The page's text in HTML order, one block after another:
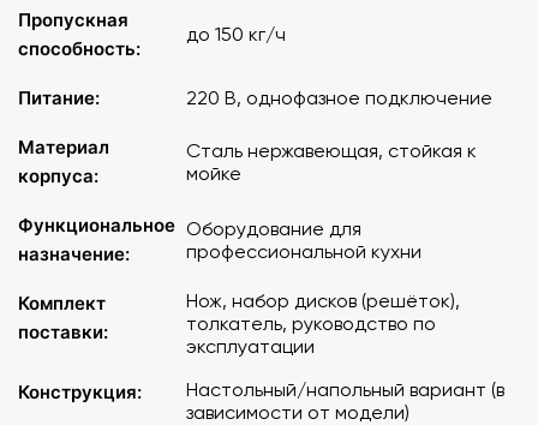
Пропускная
способность:
до 150 кг/ч
Питание: 220 В, однофазное подключение
Материал
корпуса:
Сталь нержавеющая, стойкая к
мойке
Функциональное
назначение:
Оборудование для
профессиональной кухни
Комплект
поставки:
Нож, набор дисков (решёток),
толкатель, руководство по
эксплуатации
Конструкция:
Настольный/напольный вариант (в
зависимости от модели)